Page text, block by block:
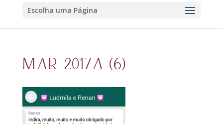
Escolha uma Página
MAR-2017A (6)